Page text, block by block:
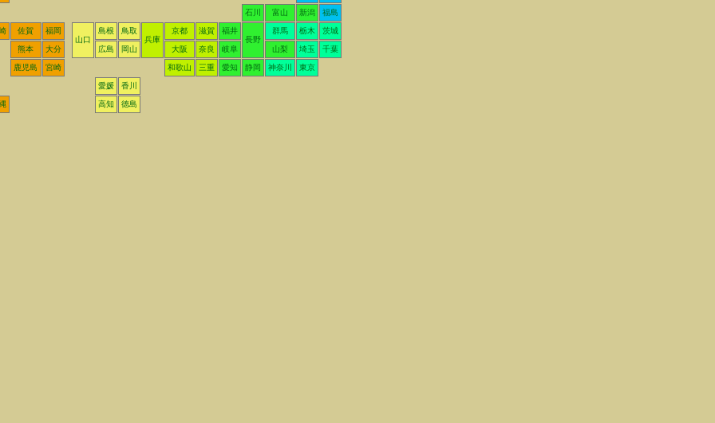
石川 富山 新潟 福島
佐賀
福岡
山口
島根
鳥取
兵庫
京都 滋賀
福井
長野
群馬 栃木 茨城
熊本 大分 広島 岡山 大阪 奈良 岐阜 山梨 埼玉 千葉
鹿児島 宮崎 和歌山 三重 愛知 静岡 神奈川 東京
愛媛 香川
高知 徳島